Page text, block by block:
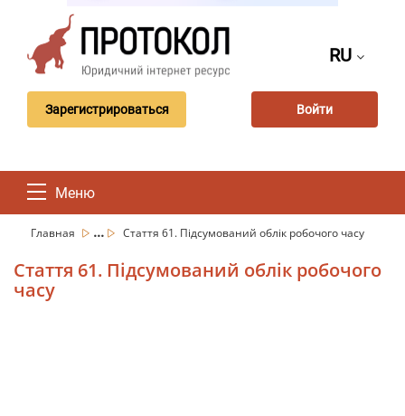
RU
Зарегистрироваться Войти
Меню
Главная ... Стаття 61. Підсумований облік робочого часу
Стаття 61. Підсумований облік робочого
часу